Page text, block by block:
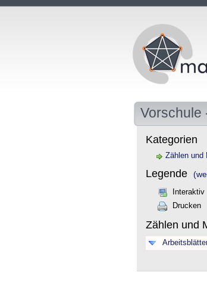
Vorschule
Kategorien
Zählen und
Legende
Interaktiv
Drucken
Zählen und